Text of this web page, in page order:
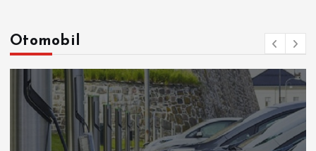
Otomobil